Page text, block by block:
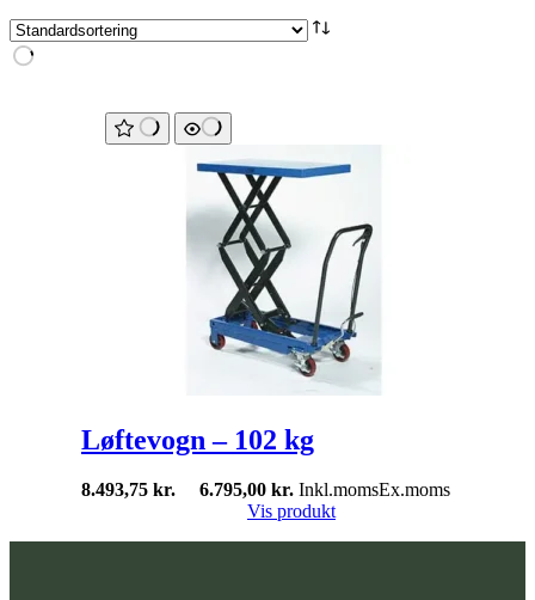
Løftevogn – 102 kg
8.493,75 kr. 6.795,00 kr. Inkl.momsEx.moms
Vis produkt